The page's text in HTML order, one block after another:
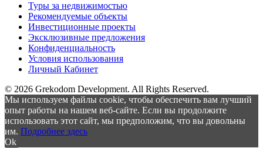
Туры за недвижимостью
Рекомендуемые объекты
Инвестиционные проекты
Эксклюзивные предложения
Конфиденциальность
Условия использования
Личный Кабинет
© 2026 Grekodom Development. All Rights Reserved.
Мы используем файлы cookie, чтобы обеспечить вам лучший
опыт работы на нашем веб-сайте. Если вы продолжите
использовать этот сайт, мы предположим, что вы довольны
им. Подробнее здесь
Ok